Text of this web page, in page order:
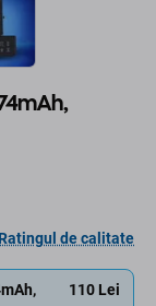
Ratingul de calitate
110 Lei